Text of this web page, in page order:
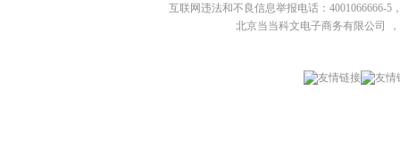
互联网违法和不良信息举报电话：4001066666-5
北京当当科文电子商务有限公司